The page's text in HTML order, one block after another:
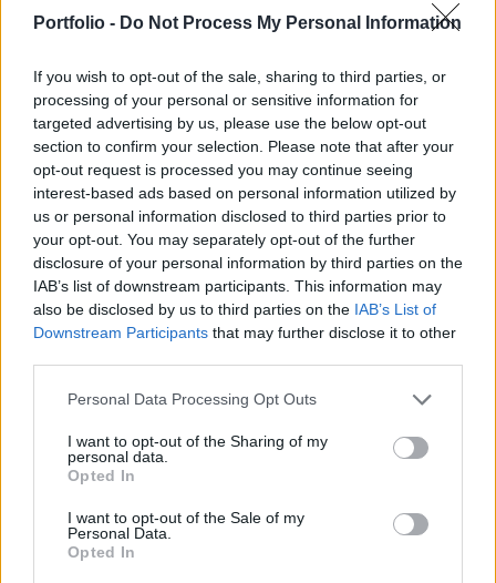
Portfolio - Do Not Process My Personal Information
If you wish to opt-out of the sale, sharing to third parties, or
processing of your personal or sensitive information for
targeted advertising by us, please use the below opt-out
section to confirm your selection. Please note that after your
opt-out request is processed you may continue seeing
interest-based ads based on personal information utilized by
us or personal information disclosed to third parties prior to
your opt-out. You may separately opt-out of the further
disclosure of your personal information by third parties on the
IAB’s list of downstream participants. This information may
also be disclosed by us to third parties on the IAB’s List of
Downstream Participants that may further disclose it to other
Personal Data Processing Opt Outs
I want to opt-out of the Sharing of my
personal data.
Opted In
I want to opt-out of the Sale of my
Personal Data.
Opted In
hatékonyabbá teszik az oxigénszállítást a ritka
levegőjű környezetben - írja a Sciencealert.
A magashegyi környezetben az alacsony légköri nyomás
miatt kevesebb oxigén jut a szervezetbe, ami a legtöbb
embernél hipoxiához, vagyis a szövetek elégtelen
oxigénellátásához vezet. A tibeti fennsíkon ugyanakkor
már több mint tízezer éve élnek olyan közösségek, amelyek
alkalmazkodtak ezekhez a zord körülményekhez. Cynthia
Beall, a Case Western Reserve Egyetem antropológusa...
KEDVES OLVASÓNK!
tartozik, melynek olvasása előfizetéses
regisztrációhoz kötött.
Az előfizetés a következőket tartalmazza:
Portfolio.hu teljes cikkarchívum
Kötéslisták: BÉT elmúlt 2 év napon belüli
kötéslistái